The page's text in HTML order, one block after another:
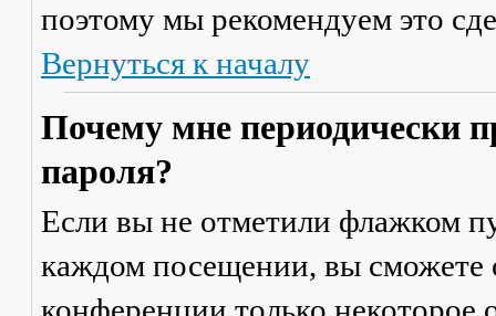
поэтому мы рекомендуем это
Вернуться к началу
Почему мне периодически
пароля?
Если вы не отметили флажком
каждом посещении, вы сможете